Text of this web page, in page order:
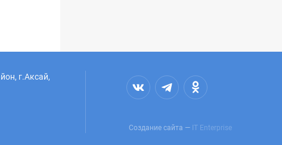
г.Аксай,
Создание сайта — IT Enterprise